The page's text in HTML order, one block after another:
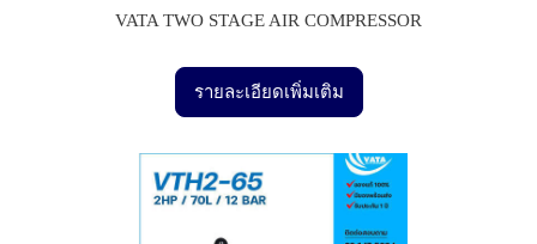
VATA TWO STAGE AIR COMPRESSOR
รายละเอียดเพิ่มเติม